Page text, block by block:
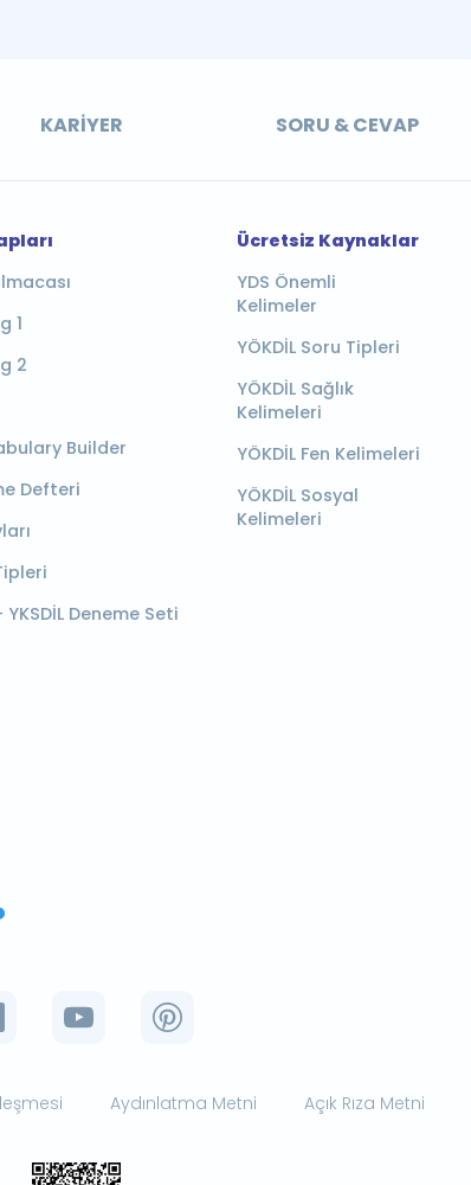
KARIYER SORU & CEVAP
1
2
Builder
Defteri
Deneme Seti
Ücretsiz Kaynaklar
YDS Önemli
Kelimeler
YÖKDİL Soru Tipleri
YÖKDİL Sağlık
Kelimeleri
YÖKDİL Fen Kelimeleri
YÖKDİL Sosyal
Kelimeleri
Aydınlatma Metni Açık Rıza Metni